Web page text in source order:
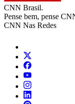
CNN Brasil.
Pense bem, pense
CNN Nas Redes